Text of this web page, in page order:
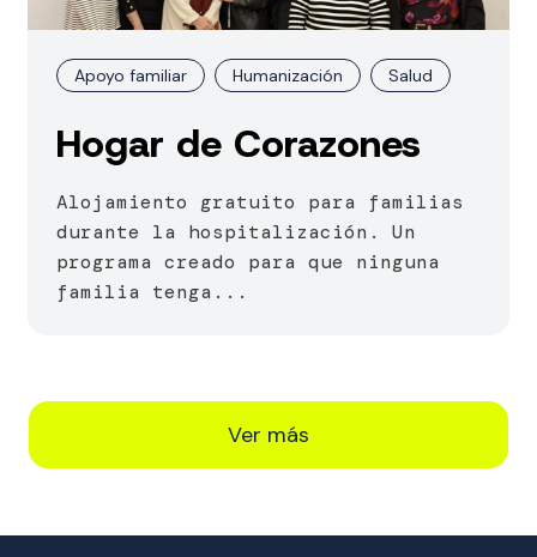
Hogar de Corazones
Apoyo familiar Humanización Salud
Alojamiento gratuito para familias
durante la hospitalización. Un
programa creado para que ninguna
familia tenga...
Ver más